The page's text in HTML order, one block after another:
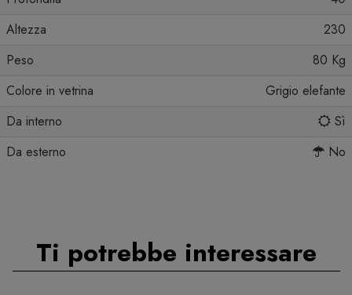
Altezza
230
Peso
80 Kg
Colore in vetrina
Grigio elefante
Da interno
Sì
Da esterno
No
Ti potrebbe interessare